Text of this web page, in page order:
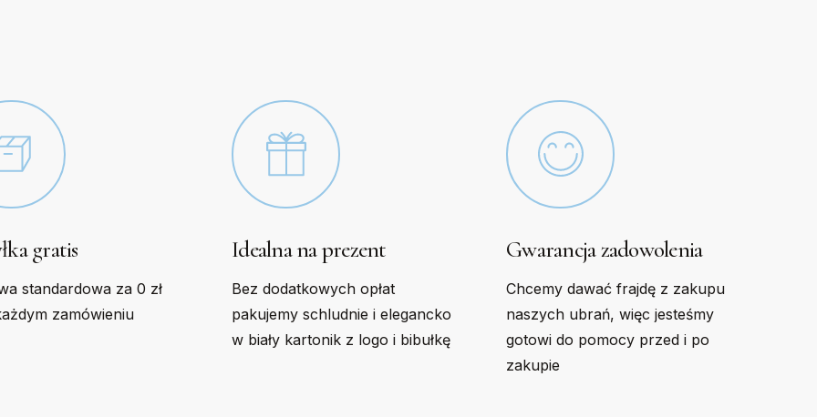
product
page
product
gratis
standardowa za 0 zł
zamówieniu
Idealna na prezent
Bez dodatkowych opłat
pakujemy schludnie i elegancko
w biały kartonik z logo i bibułkę
Gwarancja zadowolenia
Chcemy dawać frajdę z zakupu
naszych ubrań, więc jesteśmy
gotowi do pomocy przed i po
zakupie